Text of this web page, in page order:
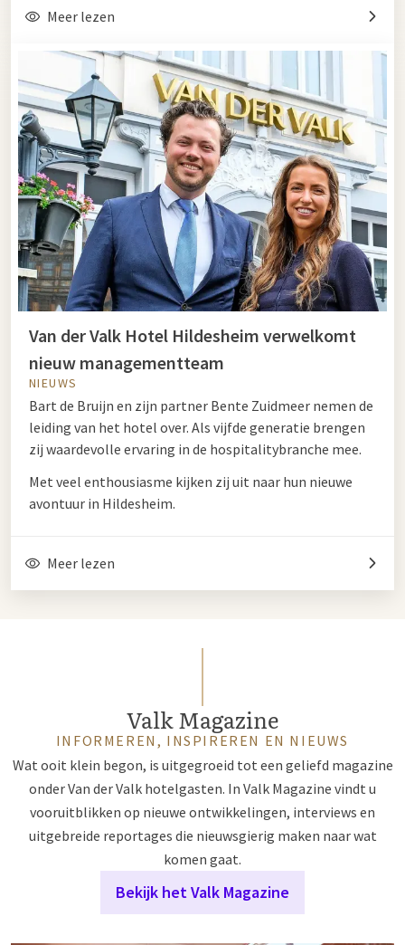
Meer lezen
Van der Valk Hotel Hildesheim verwelkomt
nieuw managementteam
NIEUWS
Bart de Bruijn en zijn partner Bente Zuidmeer nemen de
leiding van het hotel over. Als vijfde generatie brengen
zij waardevolle ervaring in de hospitalitybranche mee.
Met veel enthousiasme kijken zij uit naar hun nieuwe
avontuur in Hildesheim.
Meer lezen
Valk Magazine
INFORMEREN, INSPIREREN EN NIEUWS
Wat ooit klein begon, is uitgegroeid tot een geliefd magazine
onder Van der Valk hotelgasten. In Valk Magazine vindt u
vooruitblikken op nieuwe ontwikkelingen, interviews en
uitgebreide reportages die nieuwsgierig maken naar wat
komen gaat.
Bekijk het Valk Magazine